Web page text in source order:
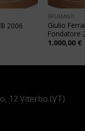
2006
SPUMANTI
Giulio
Fondatore
1.000,00 €
12 Viterbo (VT)